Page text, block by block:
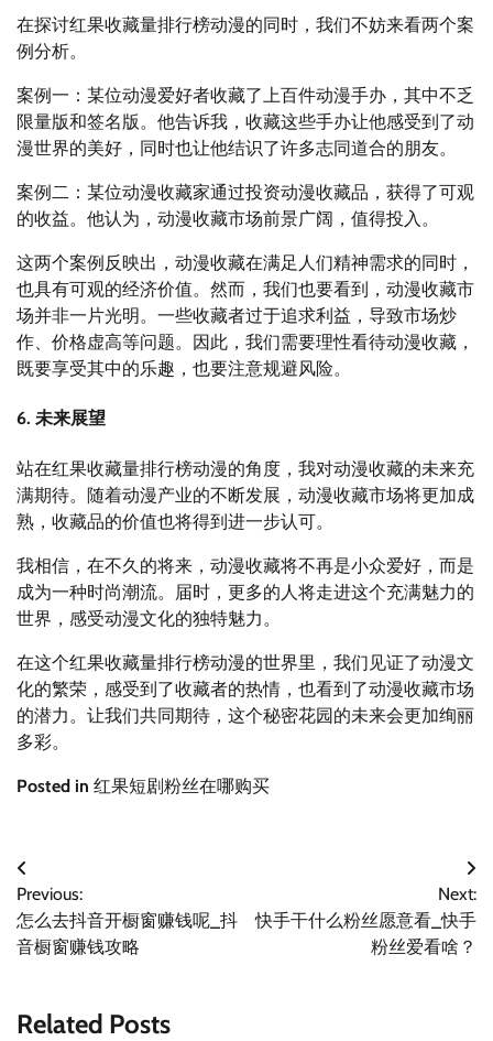
在探讨红果收藏量排行榜动漫的同时，我们不妨来看两个案
例分析。
案例一：某位动漫爱好者收藏了上百件动漫手办，其中不乏
限量版和签名版。他告诉我，收藏这些手办让他感受到了动
漫世界的美好，同时也让他结识了许多志同道合的朋友。
案例二：某位动漫收藏家通过投资动漫收藏品，获得了可观
的收益。他认为，动漫收藏市场前景广阔，值得投入。
这两个案例反映出，动漫收藏在满足人们精神需求的同时，
也具有可观的经济价值。然而，我们也要看到，动漫收藏市
场并非一片光明。一些收藏者过于追求利益，导致市场炒
作、价格虚高等问题。因此，我们需要理性看待动漫收藏，
既要享受其中的乐趣，也要注意规避风险。
6. 未来展望
站在红果收藏量排行榜动漫的角度，我对动漫收藏的未来充
满期待。随着动漫产业的不断发展，动漫收藏市场将更加成
熟，收藏品的价值也将得到进一步认可。
我相信，在不久的将来，动漫收藏将不再是小众爱好，而是
成为一种时尚潮流。届时，更多的人将走进这个充满魅力的
世界，感受动漫文化的独特魅力。
在这个红果收藏量排行榜动漫的世界里，我们见证了动漫文
化的繁荣，感受到了收藏者的热情，也看到了动漫收藏市场
的潜力。让我们共同期待，这个秘密花园的未来会更加绚丽
多彩。
Posted in 红果短剧粉丝在哪购买
文
章
导
Previous:
怎么去抖音开橱窗赚钱呢_抖
音橱窗赚钱攻略
Next:
快手干什么粉丝愿意看_快手
粉丝爱看啥？
Related Posts